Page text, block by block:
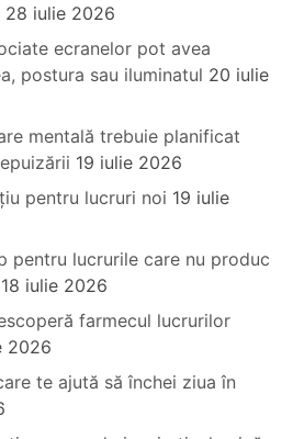
28 iulie 2026
ecranelor pot avea
postura sau iluminatul 20 iulie
mentală trebuie planificat
19 iulie 2026
pentru lucruri noi 19 iulie
pentru lucrurile care nu produc
18 iulie 2026
farmecul lucrurilor
2026
te ajută să închei ziua în